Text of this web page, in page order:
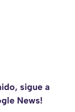
sigue a
News!